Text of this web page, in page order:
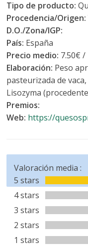
Tipo de producto:
Procedencia/Origen:
D.O./Zona/IGP:
País: España
Precio medio: 7.50€
Elaboración: Peso
pasteurizada de
Lisozyma
Premios:
Web: https://
Valoración media :
5 stars
4 stars
3 stars
2 stars
1 stars